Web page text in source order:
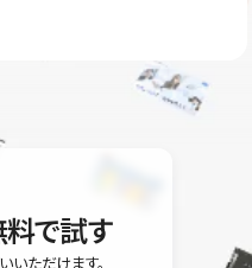
ュニティもご利用ください。
料で試す
ただけます。